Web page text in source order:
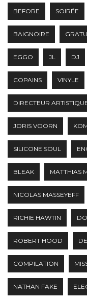
BEFORE SOIRÉE
BAIGNOIRE
EGGO JL DJ
COPAINS VINYLE
DIRECTEUR
JORIS VOORN
SILICONE SOUL
BLEAK MATTHIAS
NICOLAS MASSEYEFF
RICHIE HAWTIN
ROBERT HOOD
COMPILATION
NATHAN FAKE